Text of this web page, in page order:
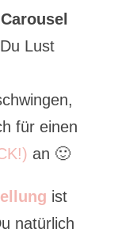
Lust
für einen
an 🙂
ist
natürlich